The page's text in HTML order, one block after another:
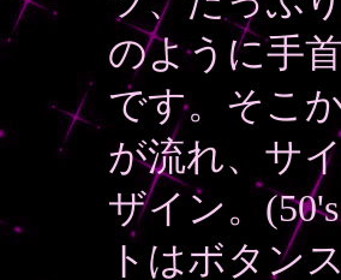
のように手
です。そこ
が流れ、サ
ザイン。
トはボタン